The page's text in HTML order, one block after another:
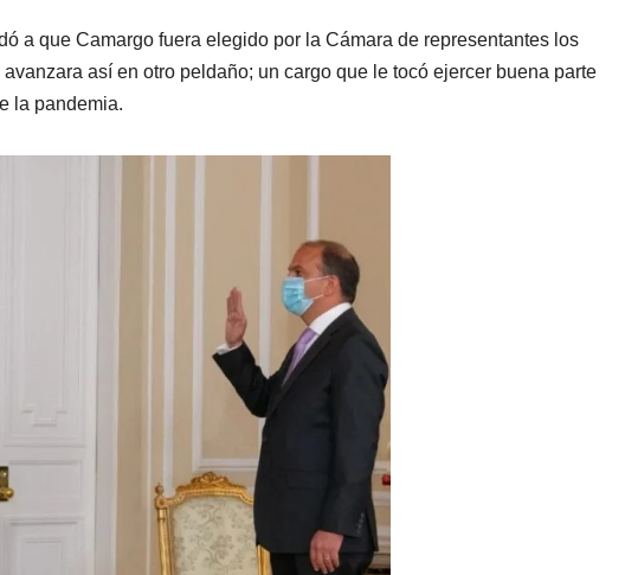
a que Camargo fuera elegido por la Cámara de representantes los
así en otro peldaño; un cargo que le tocó ejercer buena parte
la pandemia.